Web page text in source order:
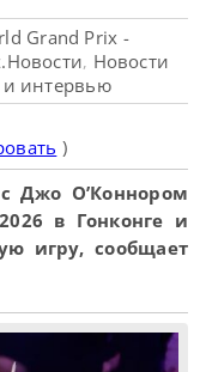
Grand Prix -
, Новости
и интервью
)
Джо О’Коннором
в Гонконге и
игру, сообщает